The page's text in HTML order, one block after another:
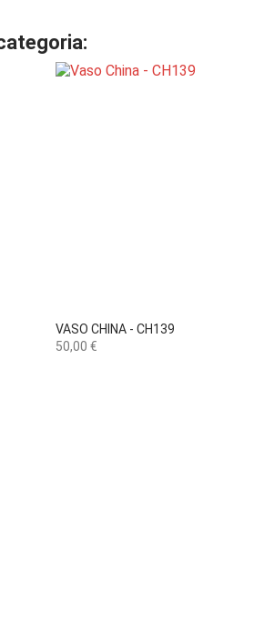
VASO CHINA - CH139
Preço
50,00 €
 Vista rápida